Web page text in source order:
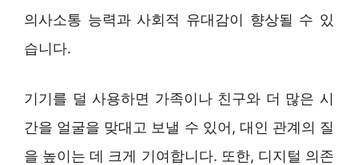
의사소통 능력과 사회적 유대감이 향상될 수 있
습니다.
기기를 덜 사용하면 가족이나 친구와 더 많은 시
간을 얼굴을 맞대고 보낼 수 있어, 대인 관계의 질
을 높이는 데 크게 기여합니다. 또한, 디지털 의존